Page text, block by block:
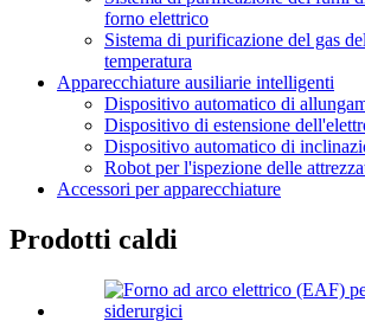
forno elettrico
Sistema di purificazione del gas
temperatura
Apparecchiature ausiliarie intelligenti
Dispositivo automatico di
Dispositivo di estensione
Dispositivo automatico di
Robot per l'ispezione delle
Accessori per apparecchiature
Prodotti caldi